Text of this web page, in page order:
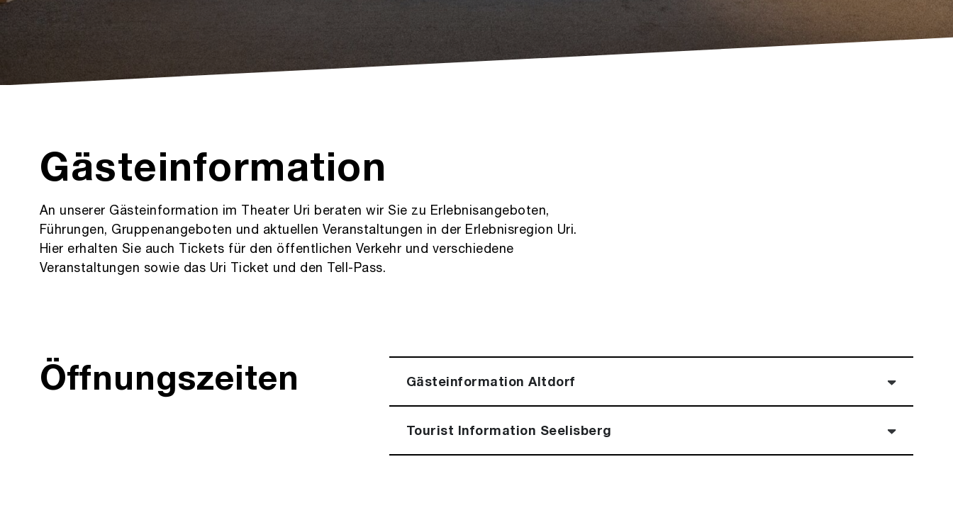
Gästeinformation
An unserer Gästeinformation im Theater Uri beraten wir Sie zu Erlebnisangeboten,
Führungen, Gruppenangeboten und aktuellen Veranstaltungen in der Erlebnisregion Uri.
Hier erhalten Sie auch Tickets für den öffentlichen Verkehr und verschiedene
Veranstaltungen sowie das Uri Ticket und den Tell-Pass.
Öffnungszeiten Gästeinformation Altdorf
Tourist Information Seelisberg